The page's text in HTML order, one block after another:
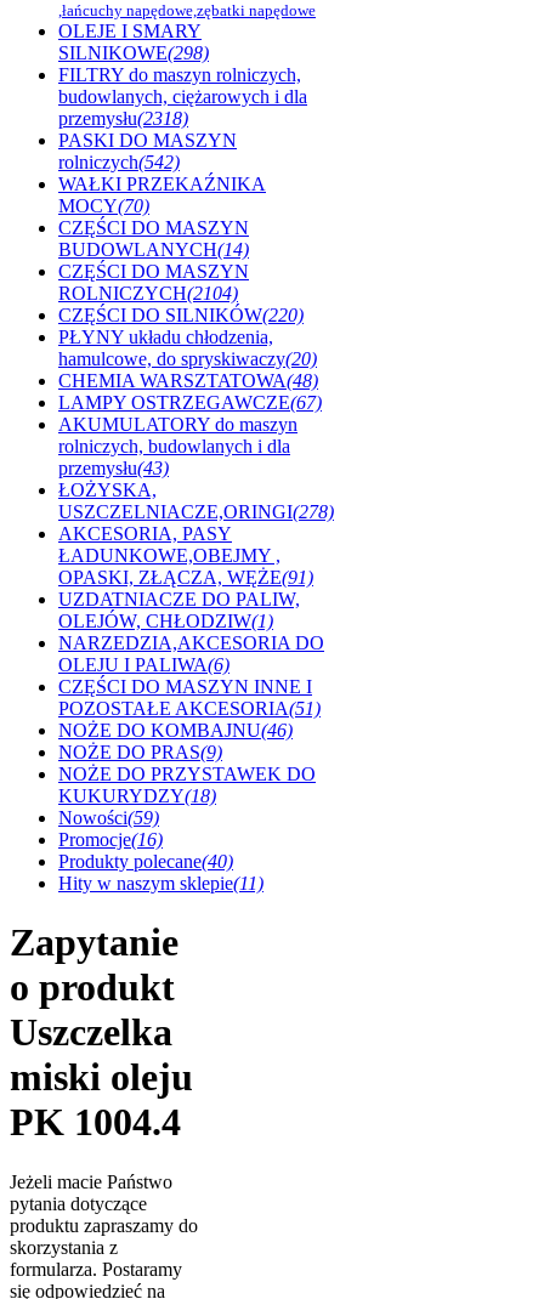
,łańcuchy napędowe,zębatki napędowe
OLEJE I SMARY
SILNIKOWE(298)
FILTRY do maszyn rolniczych,
budowlanych, ciężarowych i dla
przemysłu(2318)
PASKI DO MASZYN
rolniczych(542)
WAŁKI PRZEKAŹNIKA
MOCY(70)
CZĘŚCI DO MASZYN
BUDOWLANYCH(14)
CZĘŚCI DO MASZYN
ROLNICZYCH(2104)
CZĘŚCI DO SILNIKÓW(220)
PŁYNY układu chłodzenia,
hamulcowe, do spryskiwaczy(20)
CHEMIA WARSZTATOWA(48)
LAMPY OSTRZEGAWCZE(67)
AKUMULATORY do maszyn
rolniczych, budowlanych i dla
przemysłu(43)
ŁOŻYSKA,
USZCZELNIACZE,ORINGI(278)
AKCESORIA, PASY
ŁADUNKOWE,OBEJMY ,
OPASKI, ZŁĄCZA, WĘŻE(91)
UZDATNIACZE DO PALIW,
OLEJÓW, CHŁODZIW(1)
NARZEDZIA,AKCESORIA DO
OLEJU I PALIWA(6)
CZĘŚCI DO MASZYN INNE I
POZOSTAŁE AKCESORIA(51)
NOŻE DO KOMBAJNU(46)
NOŻE DO PRAS(9)
NOŻE DO PRZYSTAWEK DO
KUKURYDZY(18)
Nowości(59)
Promocje(16)
Produkty polecane(40)
Hity w naszym sklepie(11)
Zapytanie
o produkt
Uszczelka
miski oleju
PK 1004.4
Jeżeli macie Państwo
pytania dotyczące
produktu zapraszamy do
skorzystania z
formularza. Postaramy
się odpowiedzieć na